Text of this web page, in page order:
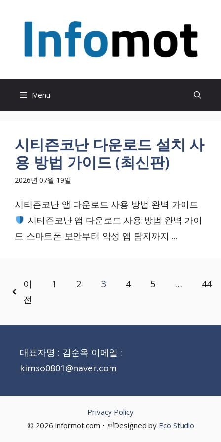
Menu
시티즌코난 다운로드 설치 사
용 방법 가이드 (최신판)
2026년 07월 19일
시티즌코난 앱 다운로드 사용 방법 완벽 가이드
시티즌코난 앱 다운로드 사용 방법 완벽 가이
드 스마트폰 보안부터 악성 앱 탐지까지 ...
이
전
1 2 3 4 5 … 44
대표자명 : 김순옥 이메일 :
kimso0801@naver.com
© 2026 informot.com • Designed by Eco Studio
Privacy Policy